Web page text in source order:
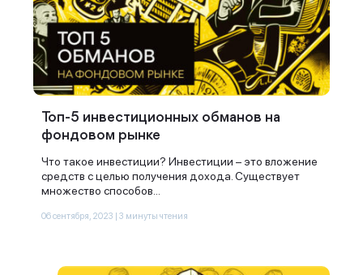
Топ-5 инвестиционных обманов на
фондовом рынке
Что такое инвестиции? Инвестиции – это вложение
средств с целью получения дохода. Существует
множество способов...
06 сентября, 2023 | 3 минуты чтения